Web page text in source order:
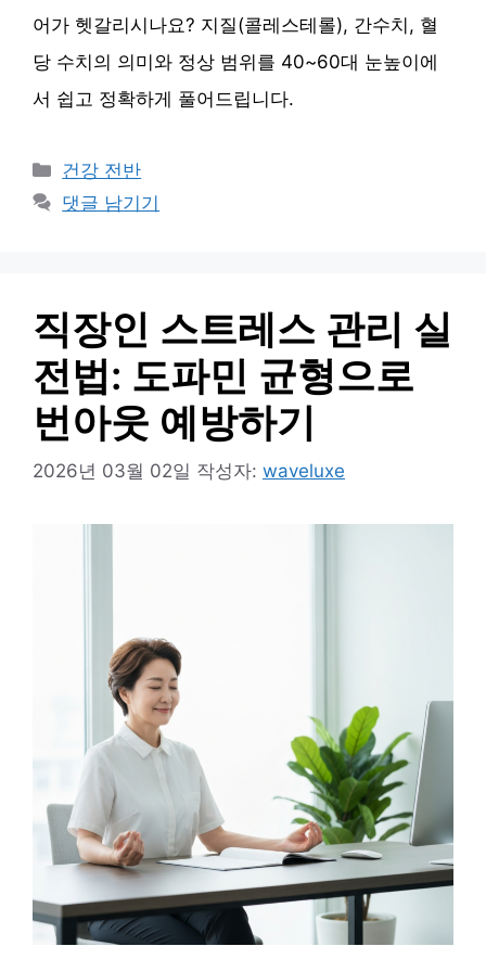
어가 헷갈리시나요? 지질(콜레스테롤), 간수치, 혈
당 수치의 의미와 정상 범위를 40~60대 눈높이에
서 쉽고 정확하게 풀어드립니다.
카
테
고
건강 전반
댓글 남기기
직장인 스트레스 관리 실
전법: 도파민 균형으로
번아웃 예방하기
2026년 03월 02일 작성자: waveluxe